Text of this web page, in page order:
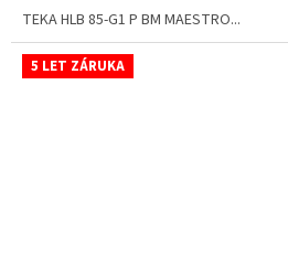
TEKA HLB 85-G1 P BM MAESTRO...
5 LET ZÁRUKA